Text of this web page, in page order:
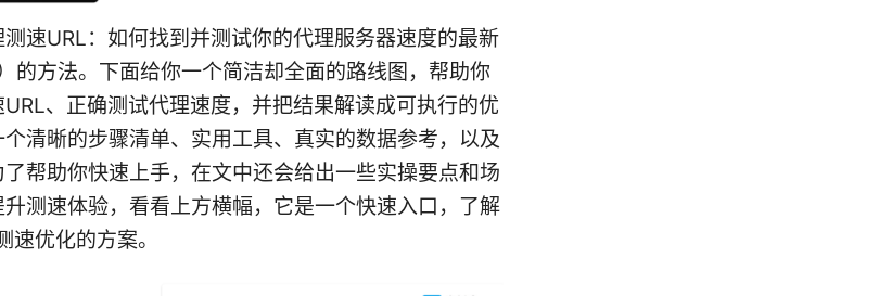
速URL：如何找到并测试你的代理服务器速度的最新
的方法。下面给你一个简洁却全面的路线图，帮助你
、正确测试代理速度，并把结果解读成可执行的优
清晰的步骤清单、实用工具、真实的数据参考，以及
帮助你快速上手，在文中还会给出一些实操要点和场
测速体验，看看上方横幅，它是一个快速入口，了解
优化的方案。